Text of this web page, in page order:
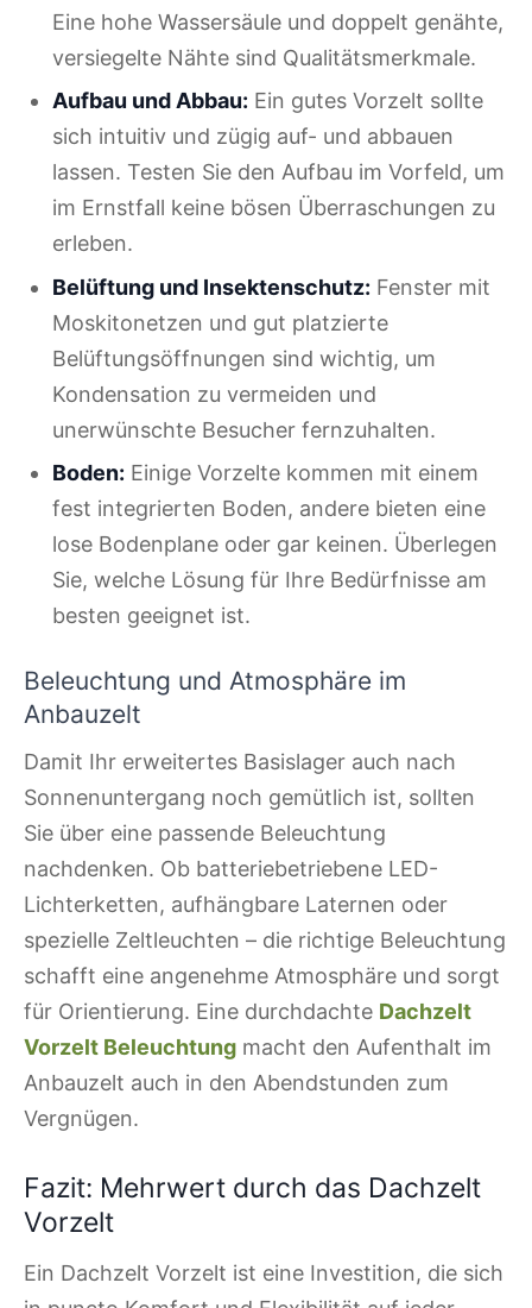
Eine hohe Wassersäule und doppelt genähte,
versiegelte Nähte sind Qualitätsmerkmale.
Aufbau und Abbau: Ein gutes Vorzelt sollte
sich intuitiv und zügig auf- und abbauen
lassen. Testen Sie den Aufbau im Vorfeld, um
im Ernstfall keine bösen Überraschungen zu
erleben.
Belüftung und Insektenschutz: Fenster mit
Moskitonetzen und gut platzierte
Belüftungsöffnungen sind wichtig, um
Kondensation zu vermeiden und
unerwünschte Besucher fernzuhalten.
Boden: Einige Vorzelte kommen mit einem
fest integrierten Boden, andere bieten eine
lose Bodenplane oder gar keinen. Überlegen
Sie, welche Lösung für Ihre Bedürfnisse am
besten geeignet ist.
Beleuchtung und Atmosphäre im
Anbauzelt
Damit Ihr erweitertes Basislager auch nach
Sonnenuntergang noch gemütlich ist, sollten
Sie über eine passende Beleuchtung
nachdenken. Ob batteriebetriebene LED-
Lichterketten, aufhängbare Laternen oder
spezielle Zeltleuchten – die richtige Beleuchtung
schafft eine angenehme Atmosphäre und sorgt
für Orientierung. Eine durchdachte Dachzelt
Vorzelt Beleuchtung macht den Aufenthalt im
Anbauzelt auch in den Abendstunden zum
Vergnügen.
Fazit: Mehrwert durch das Dachzelt
Vorzelt
Ein Dachzelt Vorzelt ist eine Investition, die sich